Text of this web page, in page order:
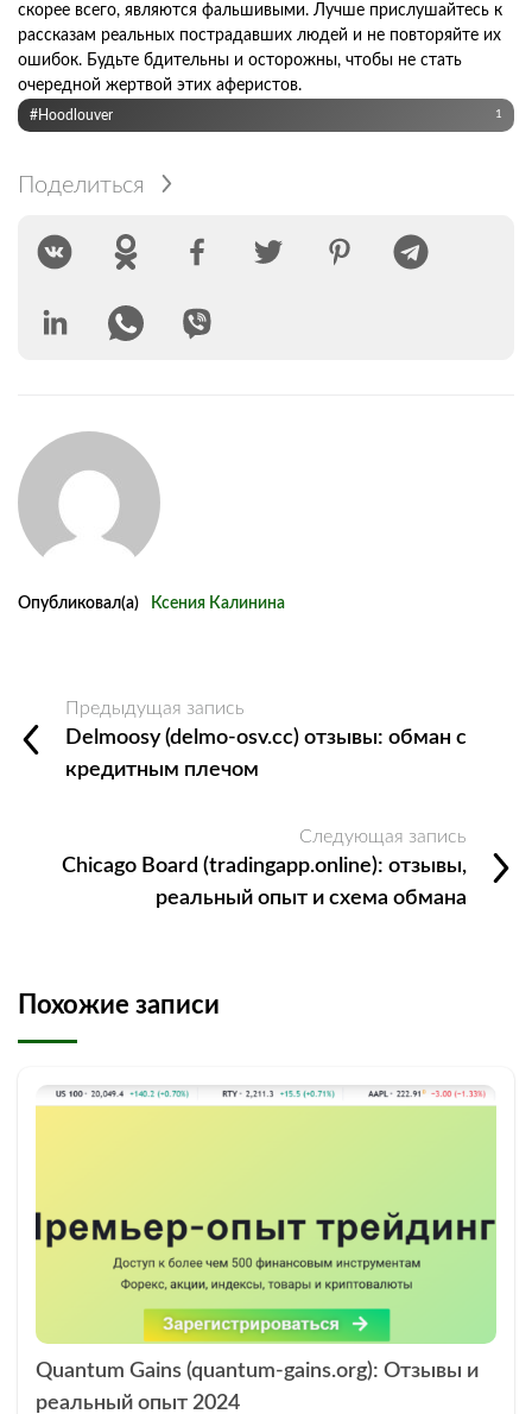
скорее всего, являются фальшивыми. Лучше прислушайтесь к
рассказам реальных пострадавших людей и не повторяйте их
ошибок. Будьте бдительны и осторожны, чтобы не стать
очередной жертвой этих аферистов.
#Hoodlouver 1
Поделиться
Опубликовал(а) Ксения Калинина
Предыдущая запись
Delmoosy (delmo-osv.cc) отзывы: обман с
кредитным плечом
Следующая запись
Chicago Board (tradingapp.online): отзывы,
реальный опыт и схема обмана
Похожие записи
Quantum Gains (quantum-gains.org): Отзывы и
реальный опыт 2024